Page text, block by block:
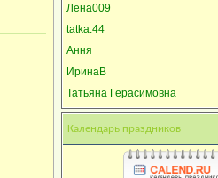
Лена009
tatka.44
Ання
ИринаВ
Татьяна Герасимовна
Календарь праздников